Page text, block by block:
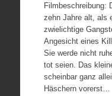
Filmbeschreibung:
zehn Jahre alt, als
zwielichtige
Angesicht eines
Sie werde nicht
tot seien. Das
scheinbar ganz
Häschern vorerst…